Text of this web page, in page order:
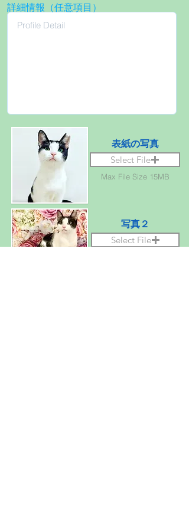
詳細情報（任意項目）
表紙の写真
Select File
Max File Size 15MB
写真２
Select File